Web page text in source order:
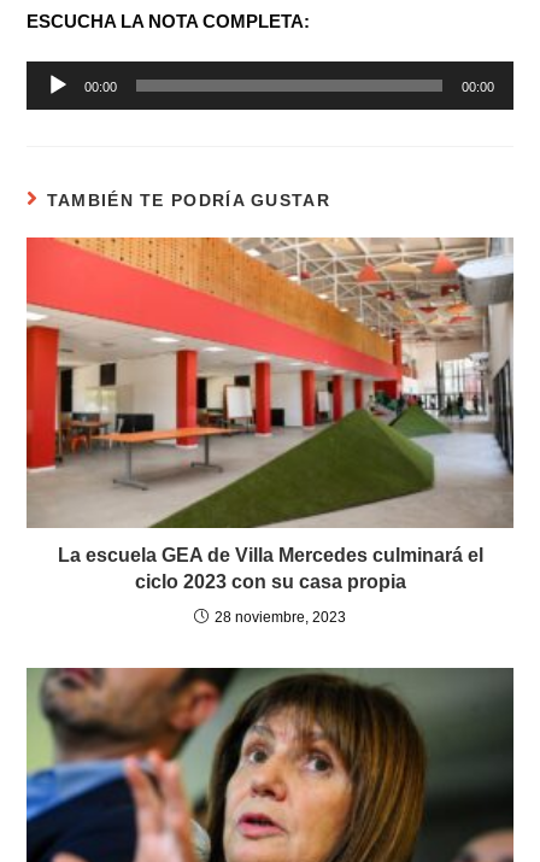
ESCUCHA LA NOTA COMPLETA:
Reproductor
de
00:00 00:00
TAMBIÉN TE PODRÍA GUSTAR
La escuela GEA de Villa Mercedes culminará el
ciclo 2023 con su casa propia
28 noviembre, 2023